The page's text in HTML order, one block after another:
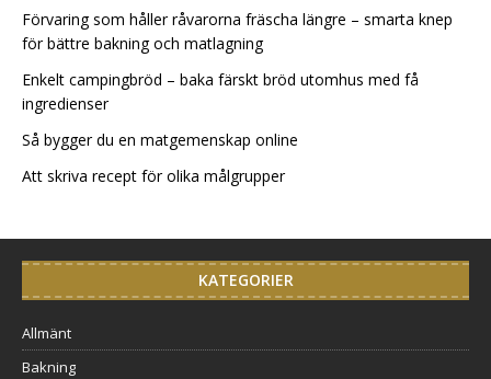
Förvaring som håller råvarorna fräscha längre – smarta knep
för bättre bakning och matlagning
Enkelt campingbröd – baka färskt bröd utomhus med få
ingredienser
Så bygger du en matgemenskap online
Att skriva recept för olika målgrupper
KATEGORIER
Allmänt
Bakning